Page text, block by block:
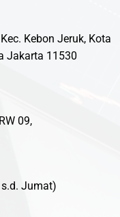
Kebon Jeruk, Kota
Jakarta 11530
09,
Jumat)